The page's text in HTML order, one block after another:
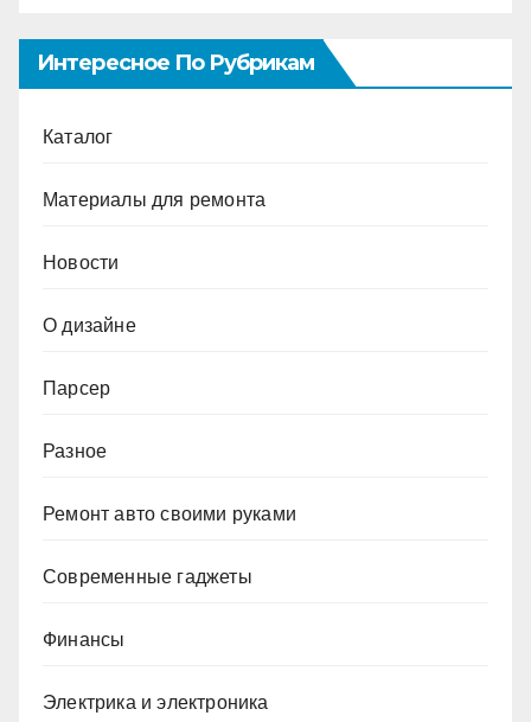
Интересное По Рубрикам
Каталог
Материалы для ремонта
Новости
О дизайне
Парсер
Разное
Ремонт авто своими руками
Современные гаджеты
Финансы
Электрика и электроника